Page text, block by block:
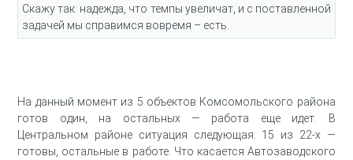
Скажу так: надежда, что темпы увеличат, и с поставленной
задачей мы справимся вовремя – есть.
На данный момент из 5 объектов Комсомольского района
готов один, на остальных — работа еще идет. В
Центральном районе ситуация следующая: 15 из 22-х —
готовы, остальные в работе. Что касается Автозаводского